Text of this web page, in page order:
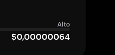
Alto
$0,00000064